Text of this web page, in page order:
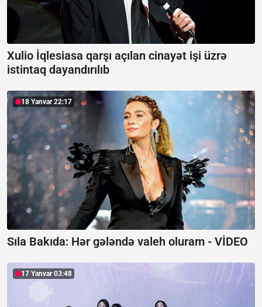
Xulio İqlesiasa qarşı açılan cinayət işi üzrə
istintaq dayandırılıb
18 Yanvar 22:17
Sıla Bakıda: Hər gələndə valeh oluram - VİDEO
17 Yanvar 03:48